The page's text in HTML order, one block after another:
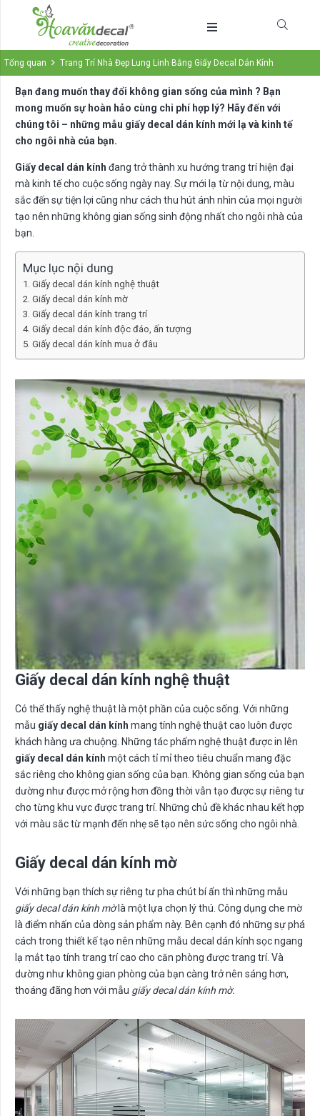
Tổng quan Trang Trí Nhà Đẹp Lung Linh Bằng Giấy Decal Dán Kính
Bạn đang muốn thay đổi không gian sống của mình ? Bạn
mong muốn sự hoàn hảo cùng chi phí hợp lý? Hãy đến với
chúng tôi – những mẫu giấy decal dán kính mới lạ và kinh tế
cho ngôi nhà của bạn.
Giấy decal dán kính đang trở thành xu hướng trang trí hiện đại
mà kinh tế cho cuộc sống ngày nay. Sự mới lạ từ nội dung, màu
sắc đến sự tiện lợi cũng như cách thu hút ánh nhìn của mọi người
tạo nên những không gian sống sinh động nhất cho ngôi nhà của
bạn.
Mục lục nội dung
Giấy decal dán kính nghệ thuật
Giấy decal dán kính mờ
Giấy decal dán kính trang trí
Giấy decal dán kính độc đáo, ấn tượng
Giấy decal dán kính mua ở đâu
Giấy decal dán kính nghệ thuật
Có thể thấy nghệ thuật là một phần của cuộc sống. Với những
mẫu giấy decal dán kính mang tính nghệ thuật cao luôn được
khách hàng ưa chuộng. Những tác phẩm nghệ thuật được in lên
giấy decal dán kính một cách tỉ mỉ theo tiêu chuẩn mang đặc
sắc riêng cho không gian sống của bạn. Không gian sống của bạn
dường như được mở rộng hơn đồng thời vẫn tạo được sự riêng tư
cho từng khu vực được trang trí. Những chủ đề khác nhau kết hợp
với màu sắc từ mạnh đến nhẹ sẽ tạo nên sức sống cho ngôi nhà.
Giấy decal dán kính mờ
Với những bạn thích sự riêng tư pha chút bí ẩn thì những mẫu
giấy decal dán kính mờlà một lựa chọn lý thú. Công dụng che mờ
là điểm nhấn của dòng sản phẩm này. Bên cạnh đó những sự phá
cách trong thiết kế tạo nên những mẫu decal dán kính sọc ngang
lạ mắt tạo tính trang trí cao cho căn phòng được trang trí. Và
dường như không gian phòng của bạn càng trở nên sáng hơn,
thoáng đãng hơn với mẫu giấy decal dán kính mờ.